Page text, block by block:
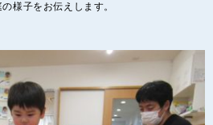
様子をお伝えします。